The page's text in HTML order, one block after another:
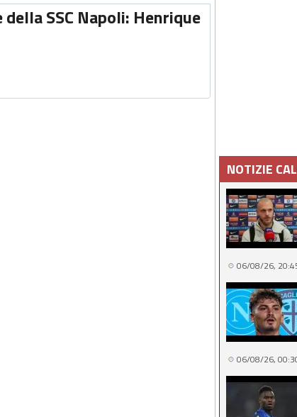
della SSC Napoli: Henrique
NOTIZIE
06/08/26,
06/08/26,